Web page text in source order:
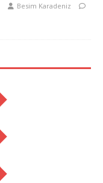
Besim Karadeniz